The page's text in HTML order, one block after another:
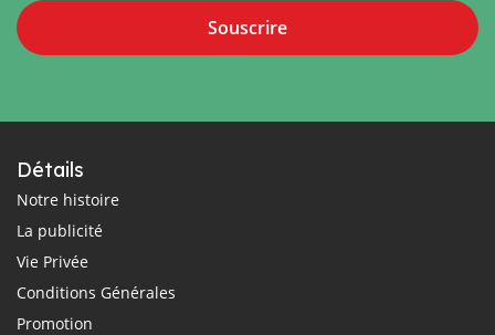
Souscrire
Détails
Notre histoire
La publicité
Vie Privée
Conditions Générales
Promotion